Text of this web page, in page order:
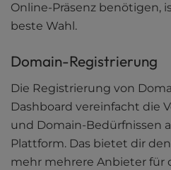
Online-Präsenz benötigen,
beste Wahl.
Domain-Registrierung
Die Registrierung von
Dashboard vereinfacht die
und Domain-Bedürfnissen
Plattform. Das bietet dir
mehr mehrere Anbieter für